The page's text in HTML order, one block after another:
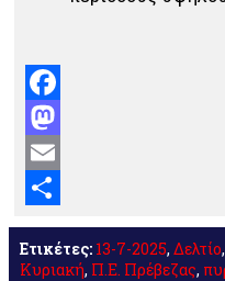
Facebook
Mastodon
Email
Μοιραστείτε
Ετικέτες: 13-7-2025, Δελτίο,
Κυριακή, Π.Ε. Πρέβεζας,